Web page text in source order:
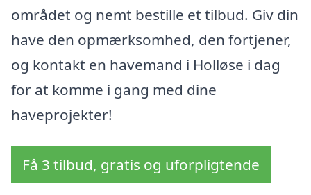
området og nemt bestille et tilbud. Giv din
have den opmærksomhed, den fortjener,
og kontakt en havemand i Holløse i dag
for at komme i gang med dine
haveprojekter!
Få 3 tilbud, gratis og uforpligtende